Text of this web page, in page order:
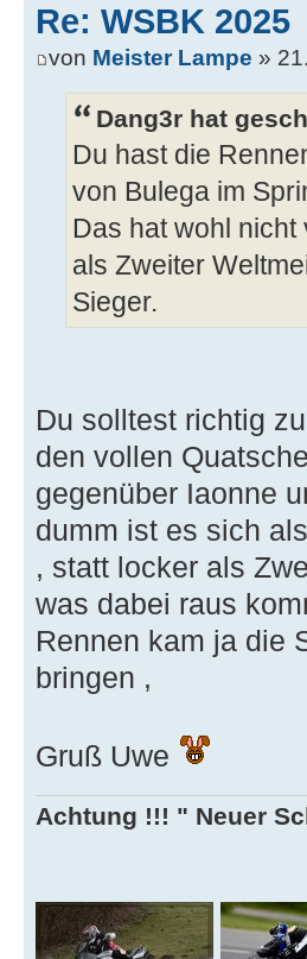
Re: WSBK 2025
von Meister Lampe »
Dang3r hat
Du hast die
von Bulega im
Das hat wohl nicht
als Zweiter
Sieger.
Du solltest richtig
den vollen
gegenüber Iaonne
dumm ist es sich
, statt locker als
was dabei raus
Rennen kam ja die
bringen ,
Gruß Uwe
Achtung !!! " Neuer